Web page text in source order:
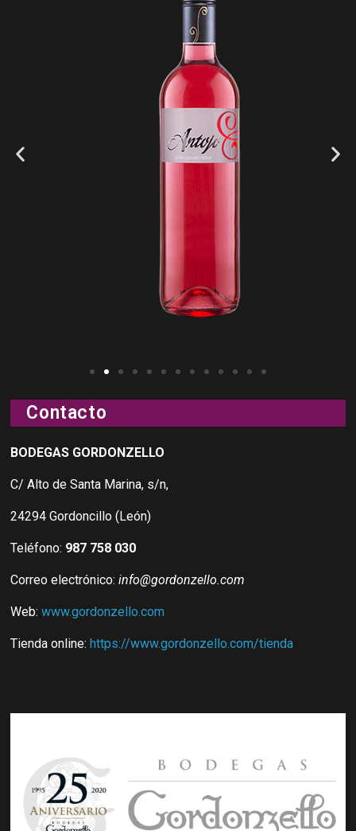
Contacto
BODEGAS GORDONZELLO
C/ Alto de Santa Marina, s/n,
24294 Gordoncillo (León)
Teléfono: 987 758 030
Correo electrónico:info@gordonzello.com
Web:www.gordonzello.com
Tienda online: https://www.gordonzello.com/tienda